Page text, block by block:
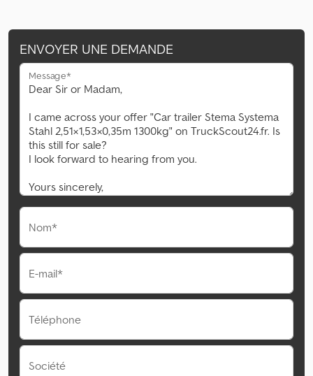
ENVOYER UNE DEMANDE
Message*
Nom*
E-mail*
Téléphone
Société